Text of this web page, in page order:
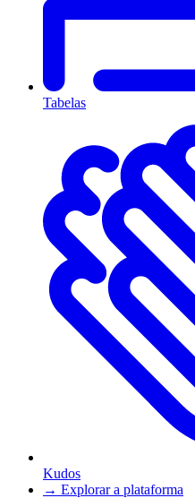
Tabelas
Kudos
→ Explorar a plataforma